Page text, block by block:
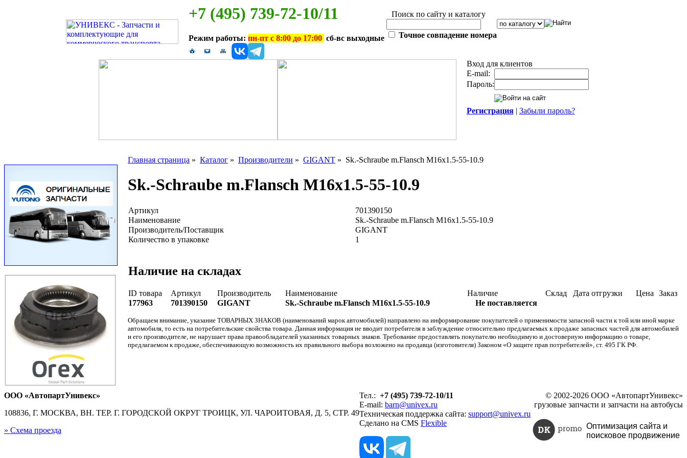
+7 (495) 739-72-10/11
Режим работы: пн-пт с 8:00 до 17:00 сб-вс выходные
Поиск по сайту и каталогу
Точное совпадение номера
Вход для клиентов
E-mail:
Пароль:
Регистрация| Забыли пароль?
Главная страница » Каталог » Производители » GIGANT » Sk.-Schraube m.Flansch M16x1.5-55-10.9
Sk.-Schraube m.Flansch M16x1.5-55-10.9
Артикул
701390150
Наименование
Sk.-Schraube m.Flansch M16x1.5-55-10.9
Производитель/Поставщик
GIGANT
Количество в упаковке
1
Наличие на складах
ID товара Артикул Производитель Наименование Наличие Склад Дата отгрузки Цена
Заказ
177963
701390150 GIGANT Sk.-Schraube m.Flansch M16x1.5-55-10.9 Не поставляется
Обращаем внимание, указание ТОВАРНЫХ ЗНАКОВ (наименований марок автомобилей) направлено на информирование покупателей о применимости запасной части к той или иной марке
автомобиля, то есть на потребительские свойства товара. Данная информация не вводит потребителя в заблуждение относительно предлагаемых к продаже запасных частей для автомобилей
и его производителе, не нарушает права правообладателей указанных товарных знаков. Требование предоставлять покупателю необходимую и достоверную информацию о товаре,
предлагаемом к продаже, обеспечивающую возможность их правильного выбора возложено на продавца (изготовителя) Законом «О защите прав потребителей», ст. 495 ГК РФ.
ООО «АвтопартУнивекс»
108836, Г. МОСКВА, ВН. ТЕР. Г. ГОРОДСКОЙ ОКРУГ ТРОИЦК, УЛ. ЧАРОИТОВАЯ, Д. 5, СТР. 49
» Схема проезда
Тел.: +7 (495) 739-72-10/11
E-mail: barn@univex.ru
Техническая поддержка сайта: support@univex.ru
Сделано на CMS Flexible
© 2002-2026 ООО «АвтопартУнивекс»
грузовые запчасти и запчасти на автобусы
Оптимизация сайта и
поисковое продвижение